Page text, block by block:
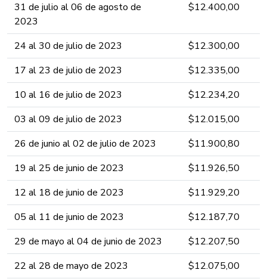
31 de julio al 06​ de agosto ​​​​de
2023 ​​​​​​​​​
​$12.4​00​​,0​​​​​​​​​​​​0​​​​​​​​​​​​
24 al 30​ de julio ​​​​de 2023 ​​​​​​​​​
​$12.300​​,0​​​​​​​​​​​​0​​​​​​​​​​​​
17 al 23​ de julio ​​​​de 2023 ​​​​​​​​​
​$12.335​,0​​​​​​​​​​​​0​​​​​​​​​​​​
10 al 16​ de julio ​​​​de 2023 ​​​​​​​​​
​$12.234​,2​​​​​​​​​​​0​​​​​​​​​​​​
03 al 09​ de julio ​​​​de 2023 ​​​​​​​​​
​$12.015​,0​​​​​​​​​​0​​​​​​​​​​​​
26 de junio al 02 de julio ​​​​de 2023 ​​​​​​​​​
​$11.900​,8​​​​​​​​​0​​​​​​​​​​​​
19 al 25 de junio ​​​​de 2023 ​​​​​​​​​
​$11.926​,5​​​​​​​​0​​​​​​​​​​​​
12 al 18 de junio ​​​​de 2023 ​​​​​​​​​
​$11.929​,2​​​​​​​0​​​​​​​​​​​​
05 al 11 de junio ​​​​de 2023 ​​​​​​​​​
​$12.187​,7​​​​​​0​​​​​​​​​​​​
29 de mayo al 04 de junio ​​​​de 2023 ​​​​​​​​​
​$12.207​,5​​​​​0​​​​​​​​​​​​
22 al 28 de mayo ​​​​de 2023 ​​​​​​​​​
​$12.075​,0​​​​0​​​​​​​​​​​​